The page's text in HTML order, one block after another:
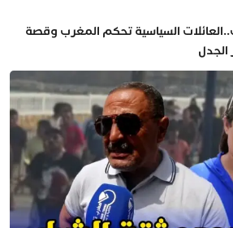
السياسية تحكم المغرب وقصة
الجدل